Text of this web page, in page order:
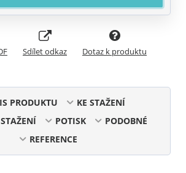
Sdílet odkaz Dotaz k produktu
PRODUKTU
KE STAŽENÍ
POTISK
PODOBNÉ
REFERENCE